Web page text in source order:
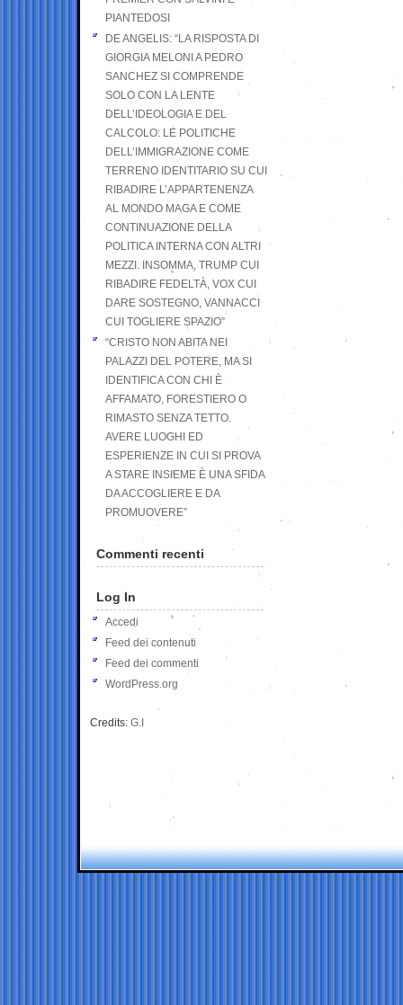
PIANTEDOSI
DE ANGELIS: “LA RISPOSTA DI
GIORGIA MELONI A PEDRO
SANCHEZ SI COMPRENDE
SOLO CON LA LENTE
DELL’IDEOLOGIA E DEL
CALCOLO: LE POLITICHE
DELL’IMMIGRAZIONE COME
TERRENO IDENTITARIO SU CUI
RIBADIRE L’APPARTENENZA
AL MONDO MAGA E COME
CONTINUAZIONE DELLA
POLITICA INTERNA CON ALTRI
MEZZI. INSOMMA, TRUMP CUI
RIBADIRE FEDELTÀ, VOX CUI
DARE SOSTEGNO, VANNACCI
CUI TOGLIERE SPAZIO”
“CRISTO NON ABITA NEI
PALAZZI DEL POTERE, MA SI
IDENTIFICA CON CHI È
AFFAMATO, FORESTIERO O
RIMASTO SENZA TETTO.
AVERE LUOGHI ED
ESPERIENZE IN CUI SI PROVA
A STARE INSIEME È UNA SFIDA
DA ACCOGLIERE E DA
PROMUOVERE”
Commenti recenti
Log In
Accedi
Feed dei contenuti
Feed dei commenti
WordPress.org
Credits: G.I